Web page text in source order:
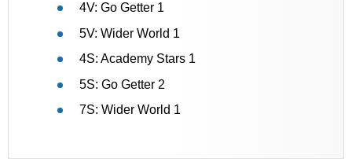
4V: Go Getter 1
5V: Wider World 1
4S: Academy Stars 1
5S: Go Getter 2
7S: Wider World 1